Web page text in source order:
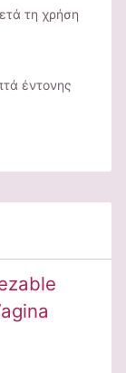
τη χρήση
έντονης